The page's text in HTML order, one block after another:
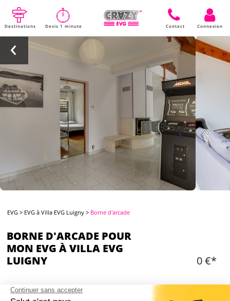
Destinations Devis 1 minute Contact Connexion
EVG > EVG à Villa EVG Luigny > Borne d'arcade
BORNE D'ARCADE POUR
MON EVG À VILLA EVG
LUIGNY
0 €*